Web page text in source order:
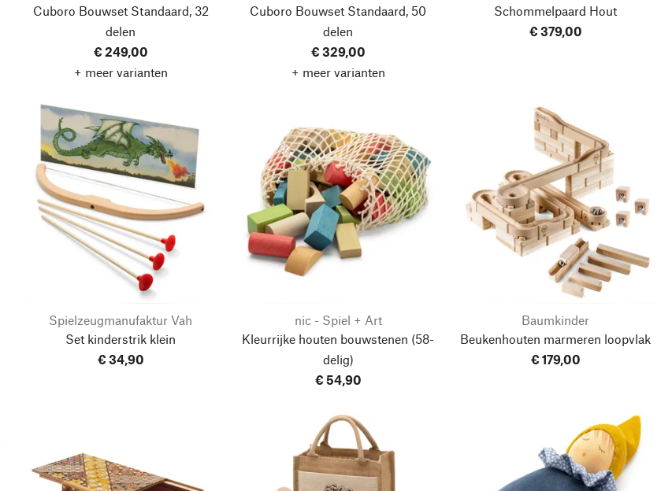
Cuboro Bouwset Standaard, 32
delen
€ 249,00
+ meer varianten
Cuboro Bouwset Standaard, 50
delen
€ 329,00
+ meer varianten
Schommelpaard Hout
€ 379,00
Spielzeugmanufaktur Vah
Set kinderstrik klein
€ 34,90
nic - Spiel + Art
Kleurrijke houten bouwstenen (58-
delig)
€ 54,90
Baumkinder
Beukenhouten marmeren loopvlak
€ 179,00